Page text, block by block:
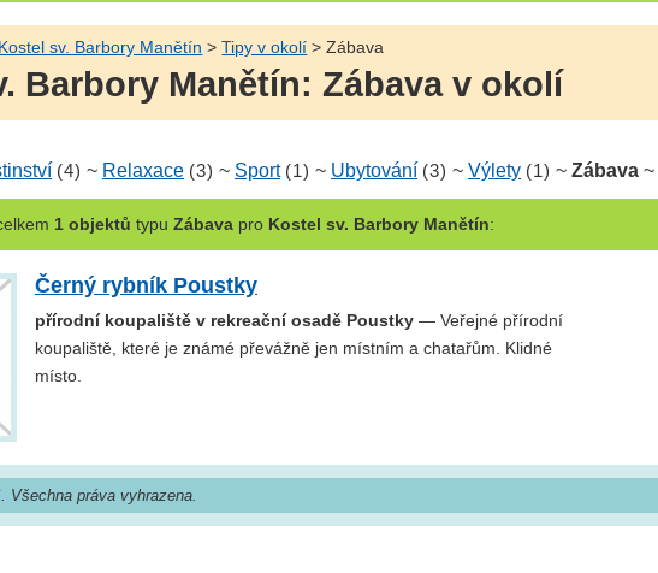
Kostel sv. Barbory Manětín >Tipy v okolí > Zábava
Barbory Manětín: Zábava v okolí
(4) ~ Relaxace (3) ~ Sport (1) ~ Ubytování (3) ~ Výlety (1) ~ Zábava ~
1 objektů typu Zábavapro Kostel sv. Barbory Manětín:
Černý rybník Poustky
přírodní koupaliště v rekreační osadě Poustky — Veřejné přírodní
koupaliště, které je známé převážně jen místním a chatařům. Klidné
místo.
Všechna práva vyhrazena.